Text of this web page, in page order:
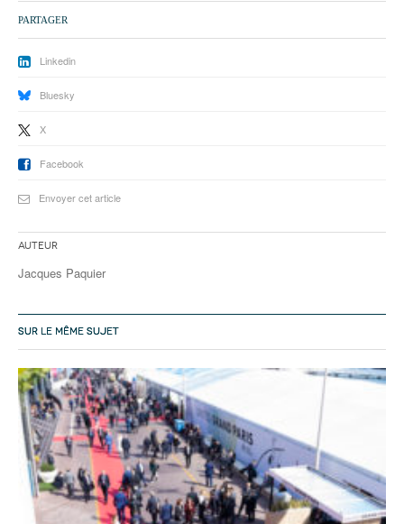
PARTAGER
Linkedin
Bluesky
X
Facebook
Envoyer cet article
Auteur
Jacques Paquier
SUR LE MÊME SUJET